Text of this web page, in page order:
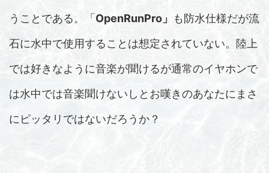
うことである。「OpenRunPro」
も防水仕様だが流
石に水中で使用することは想定されていない。陸上
では好きなように音楽が聞けるが通常のイヤホンで
は水中では音楽聞けないしとお嘆きのあなたにまさ
にピッタリではないだろうか？